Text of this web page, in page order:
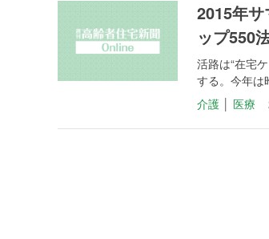
2015年
ップ550
活路は“在宅
する。今年は
介護
医療